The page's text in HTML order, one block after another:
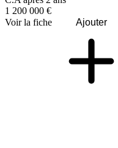
1 200 000 €
Voir la fiche
Ajouter